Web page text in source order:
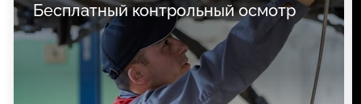
Бесплатный контрольный осмотр